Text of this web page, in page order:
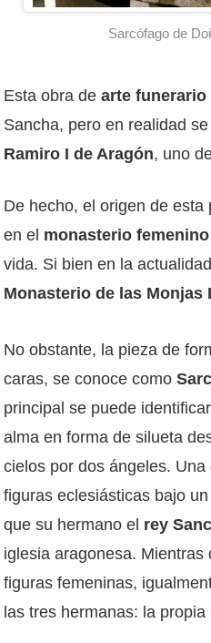
Sarcófago de
Esta obra dearte funerario
Sancha, pero en realidad
Ramiro I de Aragón, uno
De hecho, el origen de
en el monasterio
vida. Si bien en la
Monasterio de las Monjas
No obstante, la pieza de
caras, se conoce como
principal se puede
alma en forma de silueta
cielos por dos ángeles.
figuras eclesiásticas bajo
que su hermano el rey
iglesia aragonesa.
figuras femeninas,
las tres hermanas: la propia